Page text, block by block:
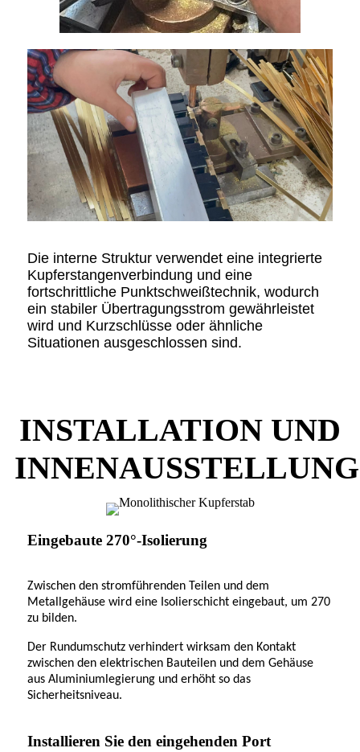
Die interne Struktur verwendet eine integrierte
Kupferstangenverbindung und eine
fortschrittliche Punktschweißtechnik, wodurch
ein stabiler Übertragungsstrom gewährleistet
wird und Kurzschlüsse oder ähnliche
Situationen ausgeschlossen sind.
INSTALLATION UND
INNENAUSSTELLUNG
Eingebaute 270°-Isolierung
Zwischen den stromführenden Teilen und dem
Metallgehäuse wird eine Isolierschicht eingebaut, um 270
zu bilden.
Der Rundumschutz verhindert wirksam den Kontakt
zwischen den elektrischen Bauteilen und dem Gehäuse
aus Aluminiumlegierung und erhöht so das
Sicherheitsniveau.
Installieren Sie den eingehenden Port